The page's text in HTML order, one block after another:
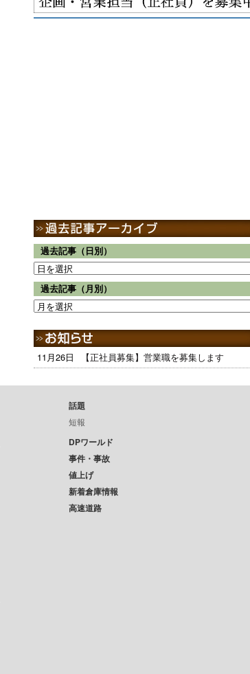
過去記事（日別）
過去記事（月別）
11月26日 【正社員募集】営業職を募集します
話題
短報
DPワールド
事件・事故
値上げ
新着倉庫情報
高速道路